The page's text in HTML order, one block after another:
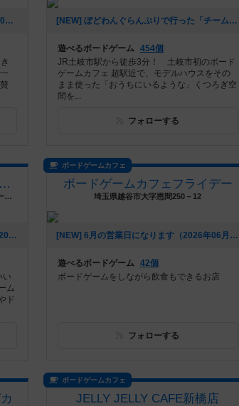
[NEW] 8月のイベントカレンダーです！（2026年07月22日 01時06分） [NEW] ぼどわんぐらんぷりで行った「チーム戦宝石の煌めき」のルールについて（2026年07月11日 16時35分）
遊べるボードゲーム 454個
JR土岐市駅から徒歩3分！ 土岐市初のボード
ゲームカフェ 超駅近で、モデルハウスをその
まま使った「おうちにいるような」くつろぎ空
間を...
フォローする
福岡ボードゲームカフェ INTALES Cafe
福岡県福岡市早良区高取１丁目１１−１５ ユーテラス高取
[NEW] ロザリー試遊会開催のお知らせ！（2026年06月23日 05時02分）
い
ム
ド
ボードゲームカフェ
ボードゲームカフェフライデー
埼玉県越谷市大字恩間250－12
[NEW] 6月の営業日になります（2026年06月05日 15時03分）
遊べるボードゲーム 42個
ボードゲームをしながら飲食もできるお店
フォローする
ボードゲームカフェ
JELLY JELLY CAFE新橋店